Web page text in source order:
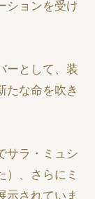
ションを受け
ーとして、装
たな命を吹き
サラ・ミュシ
）、さらにミ
示されていま